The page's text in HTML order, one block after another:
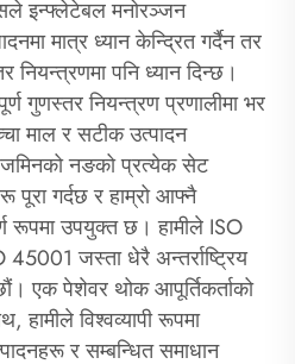
इन्फ्लेटेबल मनोरञ्जन
मात्र ध्यान केन्द्रित गर्दैन तर
पनि ध्यान दिन्छ।
गुणस्तर नियन्त्रण प्रणालीमा भर
माल र सटीक उत्पादन
जमिनको नङको प्रत्येक सेट
पूरा गर्दछ र हाम्रो आफ्नै
रूपमा उपयुक्त छ। हामीले ISO
जस्ता धेरै अन्तर्राष्ट्रिय
एक पेशेवर थोक आपूर्तिकर्ताको
हामीले विश्वव्यापी रूपमा
र सम्बन्धित समाधान